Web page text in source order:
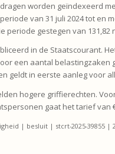
worden geïndexeerd
van 31 juli 2024 tot en
gestegen van 131,82
in de Staatscourant.
een aantal
geldt in eerste aanleg voor
hogere griffierechten.
gaat het tarief van
| besluit | stcrt-2025-39855 |